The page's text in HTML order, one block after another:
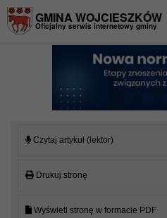
GMINA WOJCIESZKÓW
Oficjalny serwis internetowy gminy
Czytaj artykuł (lektor)
Drukuj stronę
Wyświetl stronę w formacie PDF